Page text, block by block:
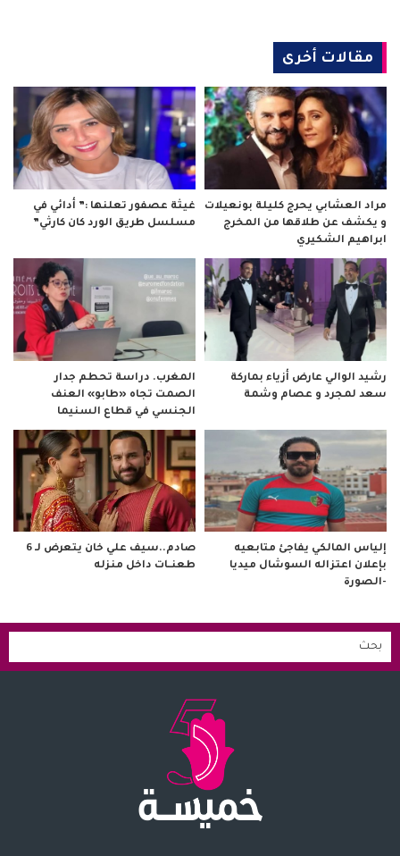
مقالات أخرى
مراد العشابي يحرج كليلة بونعيلات
و يكشف عن طلاقها من المخرج
ابراهيم الشكيري
غيثة عصفور تعلنها :” أدائي في
مسلسل طريق الورد كان كارثي”
رشيد الوالي عارض أزياء بماركة
سعد لمجرد و عصام وشمة
المغرب. دراسة تحطم جدار
الصمت تجاه «طابو» العنف
الجنسي في قطاع السنيما
إلياس المالكي يفاجئ متابعيه
بإعلان اعتزاله السوشال ميديا
-الصورة
صادم..سيف علي خان يتعرض لـ 6
طعنــات داخل منزله